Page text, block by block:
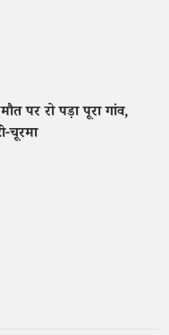
पर रो पड़ा पूरा गांव,
चूरमा